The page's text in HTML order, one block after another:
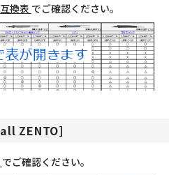
換表 でご確認ください。
ZENTO]
でご確認ください。